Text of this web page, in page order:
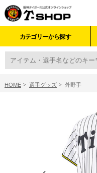
カテゴリーから探す
HOME 選手グッズ 外野手